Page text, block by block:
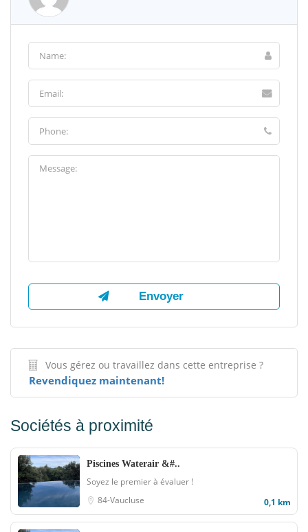
Vous gérez ou travaillez dans cette entreprise ?
Revendiquez maintenant!
Sociétés à proximité
Piscines Waterair &#..
Soyez le premier à évaluer !
84-Vaucluse
0,1 km